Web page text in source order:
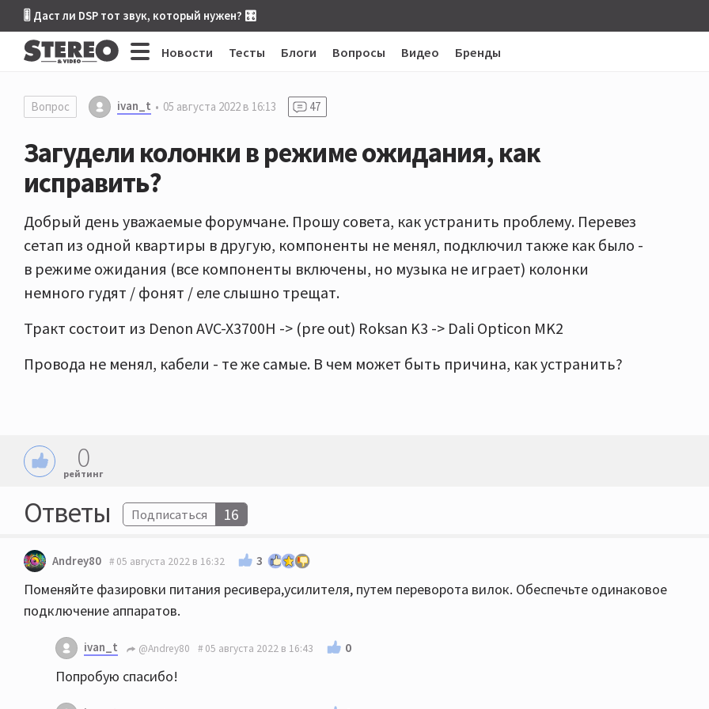
🎚 Даст ли DSP тот звук, который нужен? 🎛
Новости Тесты Блоги Вопросы Видео Бренды
Вопрос ivan_t 05 августа 2022 в 16:13 47
Загудели колонки в режиме ожидания, как
исправить?
Добрый день уважаемые форумчане. Прошу совета, как устранить проблему. Перевез
сетап из одной квартиры в другую, компоненты не менял, подключил также как было -
в режиме ожидания (все компоненты включены, но музыка не играет) колонки
немного гудят / фонят / еле слышно трещат.
Тракт состоит из Denon AVC-X3700H -> (pre out) Roksan K3 -> Dali Opticon MK2
Провода не менял, кабели - те же самые. В чем может быть причина, как устранить?
0
рейтинг
Ответы Подписаться 16
Andrey80 05 августа 2022 в 16:32 3
Поменяйте фазировки питания ресивера,усилителя, путем переворота вилок. Обеспечьте одинаковое
подключение аппаратов.
ivan_t @Andrey80 05 августа 2022 в 16:43 0
Попробую спасибо!